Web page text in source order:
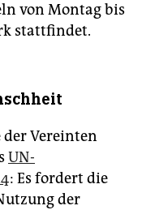
von Montag bis
stattfindet.
der Vereinten
UN-
: Es fordert die
der